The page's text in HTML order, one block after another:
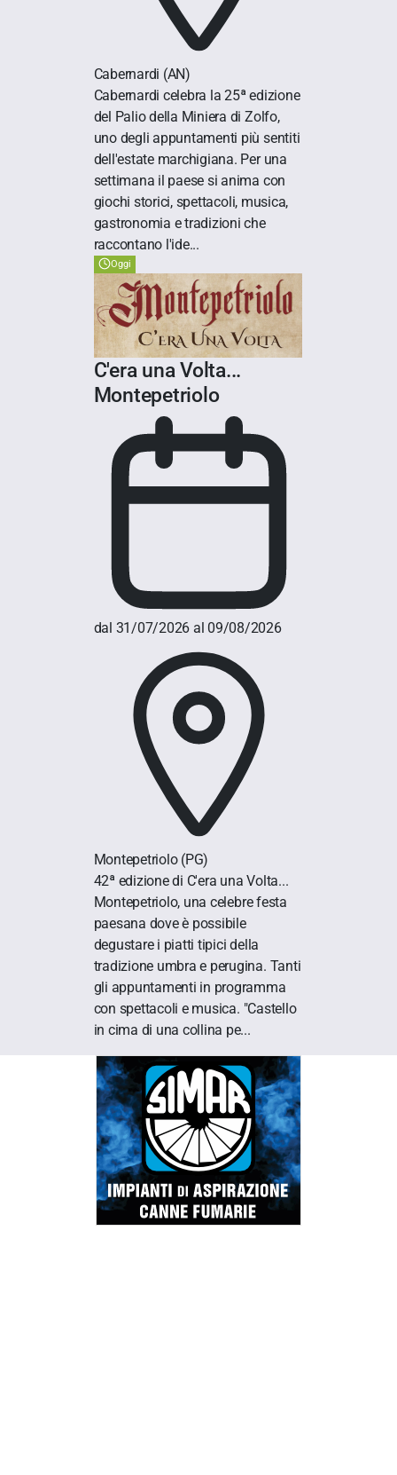
Cabernardi (AN)
Cabernardi celebra la 25ª edizione
del Palio della Miniera di Zolfo,
uno degli appuntamenti più sentiti
dell'estate marchigiana. Per una
settimana il paese si anima con
giochi storici, spettacoli, musica,
gastronomia e tradizioni che
raccontano l'ide...
Oggi
C'era una Volta...
Montepetriolo
dal 31/07/2026 al 09/08/2026
Montepetriolo (PG)
42ª edizione di C'era una Volta...
Montepetriolo, una celebre festa
paesana dove è possibile
degustare i piatti tipici della
tradizione umbra e perugina. Tanti
gli appuntamenti in programma
con spettacoli e musica. "Castello
in cima di una collina pe...